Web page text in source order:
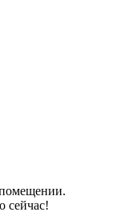
сейчас!